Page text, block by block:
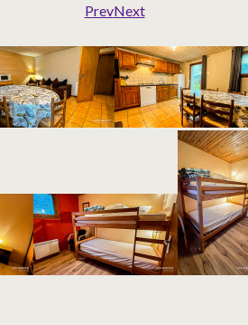
PrevNext